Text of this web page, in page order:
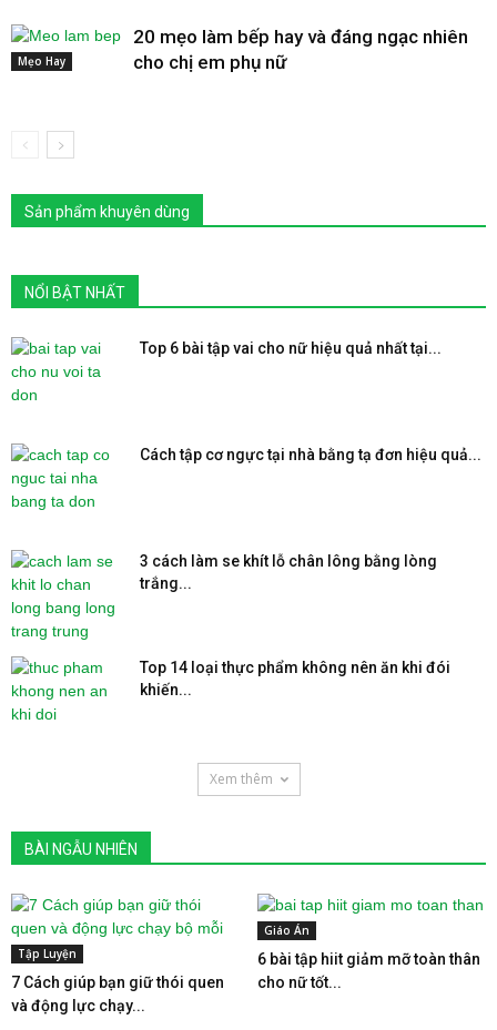
Mẹo Hay
20 mẹo làm bếp hay và đáng ngạc nhiên
cho chị em phụ nữ
Sản phẩm khuyên dùng
NỔI BẬT NHẤT
Top 6 bài tập vai cho nữ hiệu quả nhất tại...
Cách tập cơ ngực tại nhà bằng tạ đơn hiệu quả...
3 cách làm se khít lỗ chân lông bằng lòng
trắng...
Top 14 loại thực phẩm không nên ăn khi đói
khiến...
Xem thêm
BÀI NGẪU NHIÊN
Tập Luyện
7 Cách giúp bạn giữ thói quen
và động lực chạy...
Giáo Án
6 bài tập hiit giảm mỡ toàn thân
cho nữ tốt...